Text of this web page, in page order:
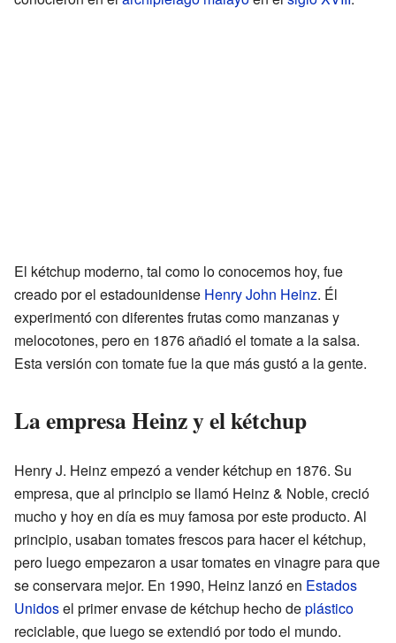
El kétchup moderno, tal como lo conocemos hoy, fue
creado por el estadounidense Henry John Heinz. Él
experimentó con diferentes frutas como manzanas y
melocotones, pero en 1876 añadió el tomate a la salsa.
Esta versión con tomate fue la que más gustó a la gente.
La empresa Heinz y el kétchup
Henry J. Heinz empezó a vender kétchup en 1876. Su
empresa, que al principio se llamó Heinz & Noble, creció
mucho y hoy en día es muy famosa por este producto. Al
principio, usaban tomates frescos para hacer el kétchup,
pero luego empezaron a usar tomates en vinagre para que
se conservara mejor. En 1990, Heinz lanzó en Estados
Unidosel primer envase de kétchup hecho deplástico
reciclable, que luego se extendió por todo el mundo.